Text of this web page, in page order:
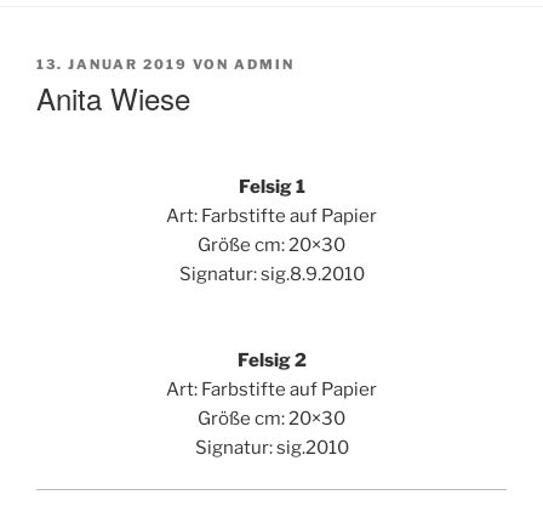
VERÖFFENTLICHT
13. JANUAR 2019 VON ADMIN
Anita Wiese
Felsig 1
Art: Farbstifte auf Papier
Größe cm: 20×30
Signatur: sig.8.9.2010
Felsig 2
Art: Farbstifte auf Papier
Größe cm: 20×30
Signatur: sig.2010